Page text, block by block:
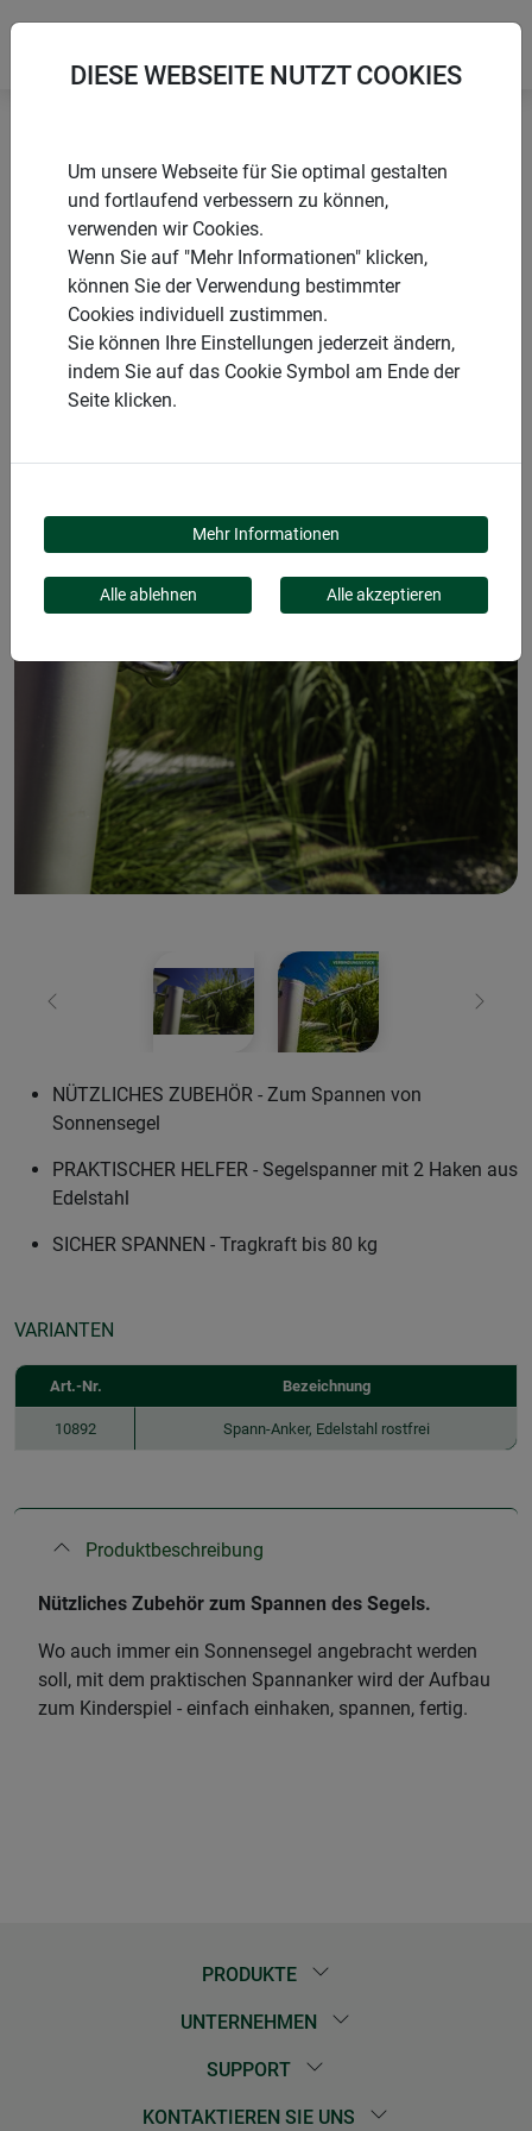
Startseite Zubehör Sonnensegel Spannanker
PRODUKTE
SPANNANKER
Zurück Weiter
NÜTZLICHES ZUBEHÖR - Zum Spannen von
Sonnensegel
PRAKTISCHER HELFER - Segelspanner mit 2 Haken aus
Edelstahl
SICHER SPANNEN - Tragkraft bis 80 kg
VARIANTEN
Art.-Nr. Bezeichnung
10892 Spann-Anker, Edelstahl rostfrei
Produktbeschreibung
Nützliches Zubehör zum Spannen des Segels.
Wo auch immer ein Sonnensegel angebracht werden
soll, mit dem praktischen Spannanker wird der Aufbau
zum Kinderspiel - einfach einhaken, spannen, fertig.
PRODUKTE
UNTERNEHMEN
SUPPORT
KONTAKTIEREN SIE UNS
DIESE WEBSEITE NUTZT COOKIES
Um unsere Webseite für Sie optimal gestalten
und fortlaufend verbessern zu können,
verwenden wir Cookies.
Wenn Sie auf "Mehr Informationen" klicken,
können Sie der Verwendung bestimmter
Cookies individuell zustimmen.
Sie können Ihre Einstellungen jederzeit ändern,
indem Sie auf das Cookie Symbol am Ende der
Seite klicken.
Mehr Informationen
Alle ablehnen Alle akzeptieren